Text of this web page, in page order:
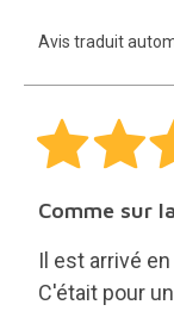
Avis traduit
Comme sur
Il est arrivé
C'était pour